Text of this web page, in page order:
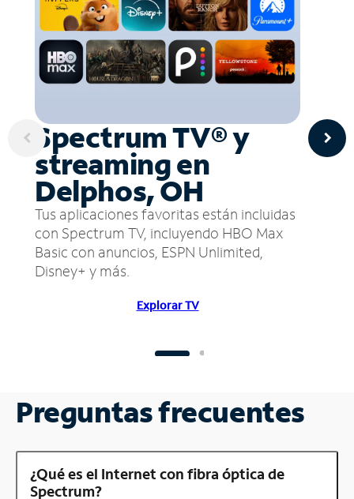
Spectrum TV® y
streaming en
Delphos, OH
Tus aplicaciones favoritas están incluidas
con Spectrum TV, incluyendo HBO Max
Basic con anuncios, ESPN Unlimited,
Disney+ y más.
Explorar TV
Preguntas frecuentes
¿Qué es el Internet con fibra óptica de
Spectrum?